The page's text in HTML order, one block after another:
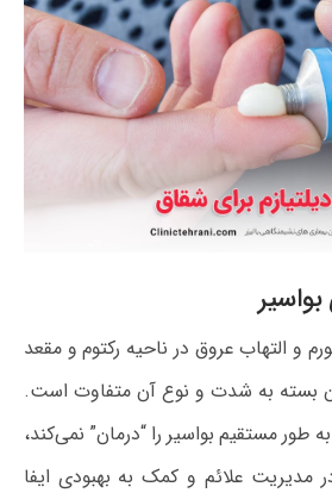
بواسیر
و التهاب عروق در ناحیه رکتوم و مقعد
بسته به شدت و نوع آن متفاوت است.
به طور مستقیم بواسیر را “درمان” نمی‌کند،
مدیریت علائم و کمک به بهبودی ایفا